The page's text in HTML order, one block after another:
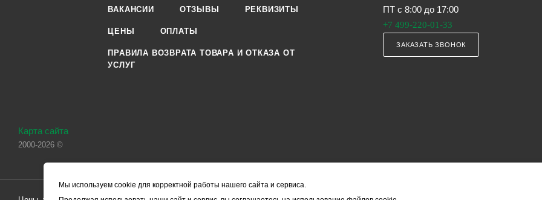
ВАКАНСИИ ОТЗЫВЫ РЕКВИЗИТЫ
ЦЕНЫ ОПЛАТЫ
ПРАВИЛА ВОЗВРАТА ТОВАРА И ОТКАЗА ОТ
УСЛУГ
ПТ с 8:00 до 17:00
+7 499-220-01-33
ЗАКАЗАТЬ ЗВОНОК
Карта сайта
2000-2026 ©
Мы используем cookie для корректной работы нашего сайта и сервиса.